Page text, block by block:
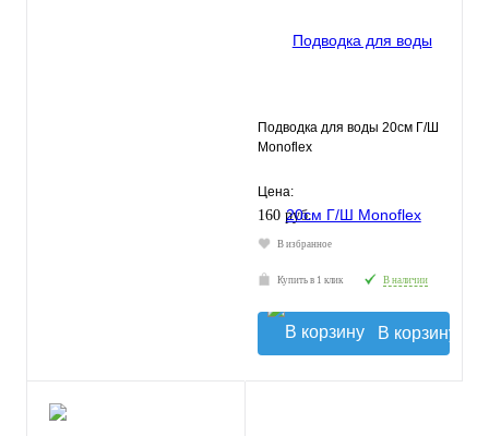
Подводка для воды 20см Г/Ш
Monoflex
Цена:
160 руб.
В избранное
Купить в 1 клик В наличии
В корзину